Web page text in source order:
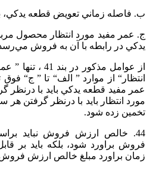
ب. فاصله‌ زماني‌ تعويض‌ قطعه‌ يدكي‌،
ج. عمر مفيد مورد انتظار محصول‌
يدكي‌ در رابطه‌ با آن‌ به‌ فروش‌
از عوامل‌ مذكور
انتظار“ از موارد ” الف‌“ تا ” ج‌“ فوق‌
عمر مفيد قطعه‌ يدكي‌ بايد با
مورد انتظار بايد با درنظر گرفتن‌
تخمين‌ زده‌ شود.
44. خالص‌ ارزش‌ فروش‌ نبايد
فروش‌ براورد شود، بلكه‌ بايد بر
زمان‌ براورد مبلغ‌ خالص‌ ارزش‌